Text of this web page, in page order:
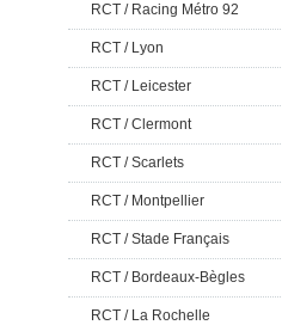
RCT / Racing Métro 92
RCT / Lyon
RCT / Leicester
RCT / Clermont
RCT / Scarlets
RCT / Montpellier
RCT / Stade Français
RCT / Bordeaux-Bègles
RCT / La Rochelle